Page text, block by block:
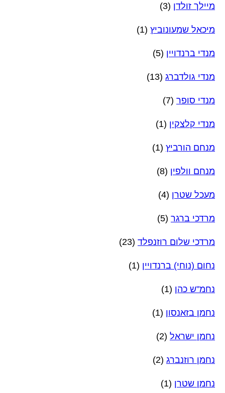
מיילך זולדן (3)
מיכאל שמעונוביץ (1)
מנדי ברנדויין (5)
מנדי גולדברג (13)
מנדי סופר (7)
מנדי קלצקין (1)
מנחם הורביץ (1)
מנחם וולפין (8)
מעכל שטרן (4)
מרדכי ברגר (5)
מרדכי שלום רוזנפלד (23)
נחום (נוחי) ברנדויין (1)
נחמ"ש כהן (1)
נחמן בזאנסון (1)
נחמן ישראל (2)
נחמן רוזנברג (2)
נחמן שטרן (1)